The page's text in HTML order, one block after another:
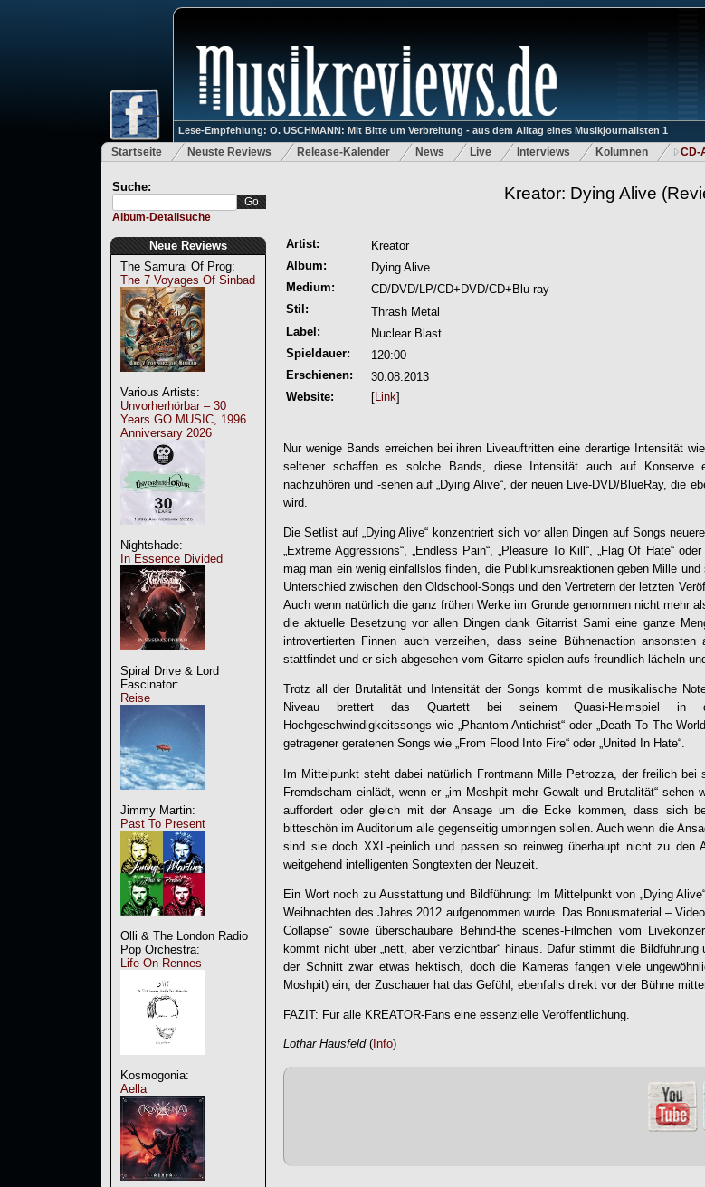
Lese-Empfehlung: O. USCHMANN: Mit Bitte um Verbreitung - aus dem Alltag eines Musikjournalisten 1
Startseite Neuste Reviews Release-Kalender News Live Interviews Kolumnen CD-
Suche:
Album-Detailsuche
Neue Reviews
The Samurai Of Prog:
The 7 Voyages Of Sinbad
Various Artists:
Unvorherhörbar – 30
Years GO MUSIC, 1996
Anniversary 2026
Nightshade:
In Essence Divided
Spiral Drive & Lord
Fascinator:
Reise
Jimmy Martin:
Past To Present
Olli & The London Radio
Pop Orchestra:
Life On Rennes
Kosmogonia:
Aella
Kreator: Dying Alive
Artist:
Kreator
Album:
Dying Alive
Medium:
CD/DVD/LP/CD+DVD/CD+Blu-ray
Stil:
Thrash Metal
Label:
Nuclear Blast
Spieldauer:
120:00
Erschienen:
30.08.2013
Website:
[Link]
Nur wenige Bands erreichen bei ihren Liveauftritten eine derartige Intensität wie
seltener schaffen es solche Bands, diese Intensität auch auf Konserve
nachzuhören und -sehen auf „ Dying Alive“, der neuen Live-DVD/BlueRay, die
wird.
Die Setlist auf „ Dying Alive“ konzentriert sich vor allen Dingen auf Songs
„Extreme Aggressions“, „Endless Pain“, „Pleasure To Kill“, „Flag Of Hate“
mag man ein wenig einfallslos finden, die Publikumsreaktionen geben Mille
Unterschied zwischen den Oldschool-Songs und den Vertretern der letzten
Auch wenn natürlich die ganz frühen Werke im Grunde genommen nicht mehr
die aktuelle Besetzung vor allen Dingen dank Gitarrist Sami eine ganze
introvertierten Finnen auch verzeihen, dass seine Bühnenaction
stattfindet und er sich abgesehen vom Gitarre spielen aufs freundlich lächeln
Trotz all der Brutalität und Intensität der Songs kommt die musikalische
Niveau brettert das Quartett bei seinem Quasi-Heimspiel in
Hochgeschwindigkeitssongs wie „Phantom Antichrist“ oder „Death To The
getragener geratenen Songs wie „From Flood Into Fire“ oder „United In Hate“.
Im Mittelpunkt steht dabei natürlich Frontmann Mille Petrozza, der freilich bei
Fremdscham einlädt, wenn er „im Moshpit mehr Gewalt und Brutalität“ sehen
auffordert oder gleich mit der Ansage um die Ecke kommen, dass sich
bitteschön im Auditorium alle gegenseitig umbringen sollen. Auch wenn die
sind sie doch XXL-peinlich und passen so reinweg überhaupt nicht zu
weitgehend intelligenten Songtexten der Neuzeit.
Ein Wort noch zu Ausstattung und Bildführung: Im Mittelpunkt von „ Dying Alive
Weihnachten des Jahres 2012 aufgenommen wurde. Das Bonusmaterial –
Collapse“ sowie überschaubare Behind-the scenes-Filmchen vom
kommt nicht über „nett, aber verzichtbar“ hinaus. Dafür stimmt die
der Schnitt zwar etwas hektisch, doch die Kameras fangen viele
Moshpit) ein, der Zuschauer hat das Gefühl, ebenfalls direkt vor der Bühne
FAZIT: Für alle KREATOR-Fans eine essenzielle Veröffentlichung.
Lothar Hausfeld(Info)